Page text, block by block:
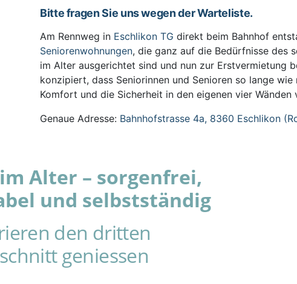
Bitte fragen Sie uns wegen der Warteliste.
Am Rennweg in Eschlikon TG direkt beim Bahnhof
Seniorenwohnungen, die ganz auf die Bedürfnisse des
im Alter ausgerichtet sind und nun zur Erstvermietung
konzipiert, dass Seniorinnen und Senioren so lange
Komfort und die Sicherheit in den eigenen vier Wänden
Genaue Adresse: Bahnhofstrasse 4a, 8360 Eschlikon
Alter – sorgenfrei,
und selbstständig
den dritten
geniessen